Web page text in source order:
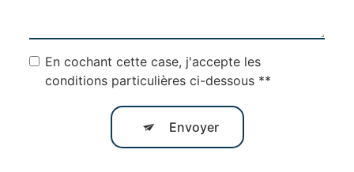
En cochant cette case, j'accepte les
conditions particulières ci-dessous **
Envoyer